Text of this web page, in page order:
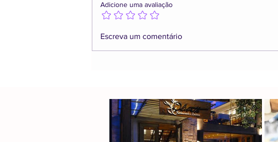
Adicione uma avaliação
Escreva um comentário